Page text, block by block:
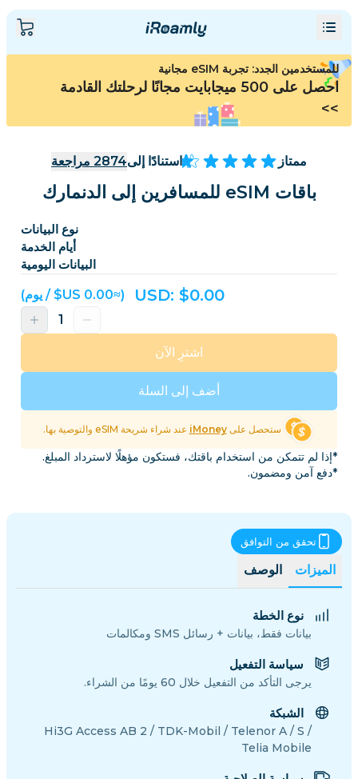
للمستخدمين الجدد: تجربة eSIM مجانية
احصل على 500 ميجابايت مجانًا لرحلتك القادمة
>>
ممتاز استنادًا إلى2874 مراجعة
باقات eSIM للمسافرين إلى الدنمارك
نوع البيانات
أيام الخدمة
البيانات اليومية
USD: $0.00 (≈‏0.00 US$ / يوم)
أضف إلى السلة
اشترِ الآن
ستحصل علىiMoney عند شراء شريحة eSIM والتوصية بها.
*إذا لم تتمكن من استخدام باقتك، فستكون مؤهلًا لاسترداد المبلغ.
*دفع آمن ومضمون.
الميزات الوصف
تحقق من التوافق
نوع الخطة
بيانات فقط، بيانات + رسائل SMS ومكالمات
سياسة التفعيل
يرجى التأكد من التفعيل خلال 60 يومًا من الشراء.
الشبكة
Hi3G Access AB 2 / TDK-Mobil / Telenor A / S /
Telia Mobile